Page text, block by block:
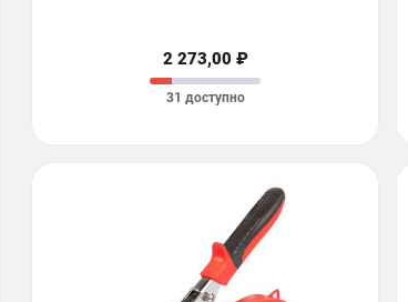
2 273,00 ₽
31 доступно